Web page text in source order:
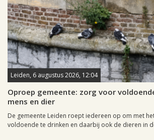
Leiden, 6 augustus 2026, 12:04
Oproep gemeente: zorg voor
mens en dier
De gemeente Leiden roept iedereen op om met
voldoende te drinken en daarbij ook de dieren in